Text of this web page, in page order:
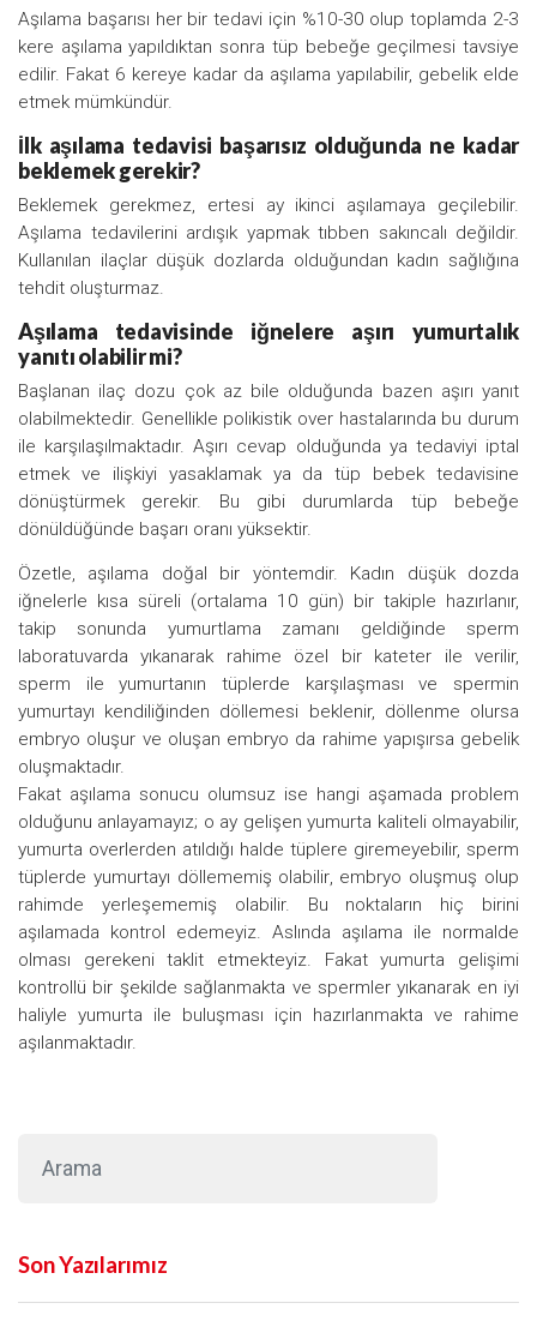
Aşılama başarısı her bir tedavi için %10-30 olup toplamda 2-3
kere aşılama yapıldıktan sonra tüp bebeğe geçilmesi tavsiye
edilir. Fakat 6 kereye kadar da aşılama yapılabilir, gebelik elde
etmek mümkündür.
İlk aşılama tedavisi başarısız olduğunda ne kadar
beklemek gerekir?
Beklemek gerekmez, ertesi ay ikinci aşılamaya geçilebilir.
Aşılama tedavilerini ardışık yapmak tıbben sakıncalı değildir.
Kullanılan ilaçlar düşük dozlarda olduğundan kadın sağlığına
tehdit oluşturmaz.
Aşılama tedavisinde iğnelere aşırı yumurtalık
yanıtı olabilir mi?
Başlanan ilaç dozu çok az bile olduğunda bazen aşırı yanıt
olabilmektedir. Genellikle polikistik over hastalarında bu durum
ile karşılaşılmaktadır. Aşırı cevap olduğunda ya tedaviyi iptal
etmek ve ilişkiyi yasaklamak ya da tüp bebek tedavisine
dönüştürmek gerekir. Bu gibi durumlarda tüp bebeğe
dönüldüğünde başarı oranı yüksektir.
Özetle, aşılama doğal bir yöntemdir. Kadın düşük dozda
iğnelerle kısa süreli (ortalama 10 gün) bir takiple hazırlanır,
takip sonunda yumurtlama zamanı geldiğinde sperm
laboratuvarda yıkanarak rahime özel bir kateter ile verilir,
sperm ile yumurtanın tüplerde karşılaşması ve spermin
yumurtayı kendiliğinden döllemesi beklenir, döllenme olursa
embryo oluşur ve oluşan embryo da rahime yapışırsa gebelik
oluşmaktadır.
Fakat aşılama sonucu olumsuz ise hangi aşamada problem
olduğunu anlayamayız; o ay gelişen yumurta kaliteli olmayabilir,
yumurta overlerden atıldığı halde tüplere giremeyebilir, sperm
tüplerde yumurtayı döllememiş olabilir, embryo oluşmuş olup
rahimde yerleşememiş olabilir. Bu noktaların hiç birini
aşılamada kontrol edemeyiz. Aslında aşılama ile normalde
olması gerekeni taklit etmekteyiz. Fakat yumurta gelişimi
kontrollü bir şekilde sağlanmakta ve spermler yıkanarak en iyi
haliyle yumurta ile buluşması için hazırlanmakta ve rahime
aşılanmaktadır.
Son Yazılarımız